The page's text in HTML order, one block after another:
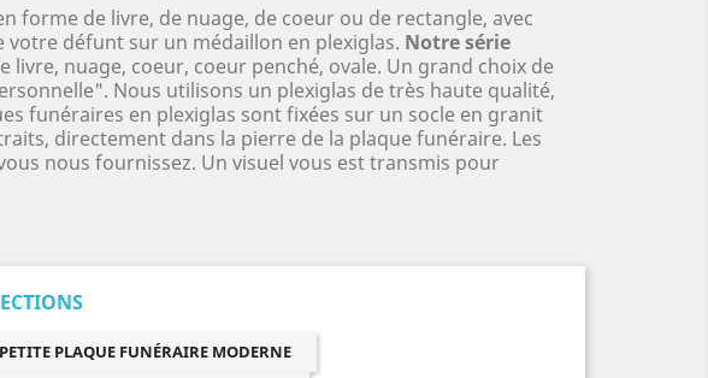
forme de livre, de nuage, de coeur ou de rectangle, avec
défunt sur un médaillon en plexiglas. Notre série
nuage, coeur, coeur penché, ovale. Un grand choix de
Nous utilisons un plexiglas de très haute qualité,
funéraires en plexiglas sont fixées sur un socle en granit
directement dans la pierre de la plaque funéraire. Les
nous fournissez. Un visuel vous est transmis pour
PETITE PLAQUE FUNÉRAIRE MODERNE